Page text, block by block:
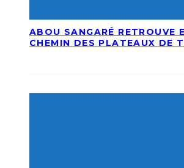
ABOU SANGARÉ RETROUVE
CHEMIN DES PLATEAUX DE